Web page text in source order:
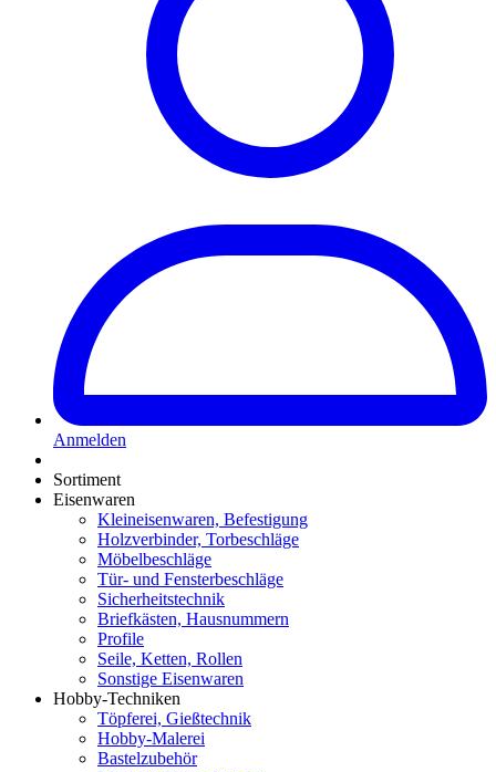
Anmelden
Sortiment
Eisenwaren
Kleineisenwaren, Befestigung
Holzverbinder, Torbeschläge
Möbelbeschläge
Tür- und Fensterbeschläge
Sicherheitstechnik
Briefkästen, Hausnummern
Profile
Seile, Ketten, Rollen
Sonstige Eisenwaren
Hobby-Techniken
Töpferei, Gießtechnik
Hobby-Malerei
Bastelzubehör